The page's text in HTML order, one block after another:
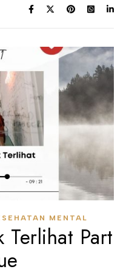
MENTAL
Terlihat Part